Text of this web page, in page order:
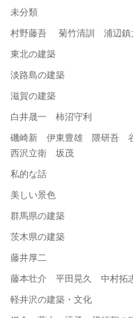
未分類
村野藤吾 菊竹清訓 浦辺
東北の建築
淡路島の建築
滋賀の建築
白井晟一 柿沼守利
磯崎新 伊東豊雄 隈研吾
西沢立衛 坂茂
私的な話
美しい景色
群馬県の建築
茨木県の建築
藤井厚二
藤本壮介 平田晃久 中村拓
軽井沢の建築・文化